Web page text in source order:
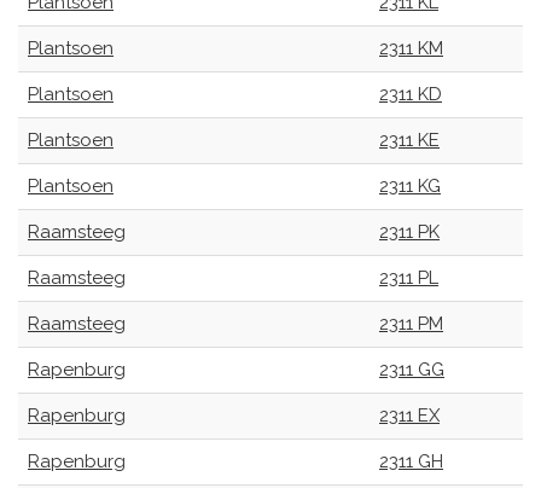
Plantsoen 2311 KM
Plantsoen 2311 KD
Plantsoen 2311 KE
Plantsoen 2311 KG
Raamsteeg 2311 PK
Raamsteeg 2311 PL
Raamsteeg 2311 PM
Rapenburg 2311 GG
Rapenburg 2311 EX
Rapenburg 2311 GH